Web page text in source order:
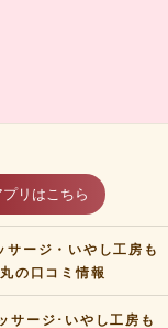
リはこちら
サージ・いやし工房も
の口コミ情報
サージ･いやし工房も